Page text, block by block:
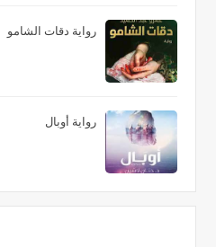
رواية دقات الشامو
رواية أوبال